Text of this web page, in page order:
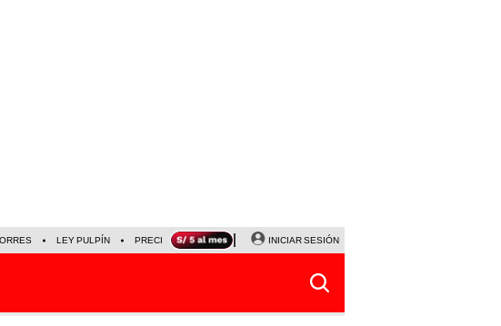
LEY PULPÍN PRECIO DEL DÓLAR CORTE DE LUZ VIERNES 7 DE AGOSTO
INICIAR SESIÓN